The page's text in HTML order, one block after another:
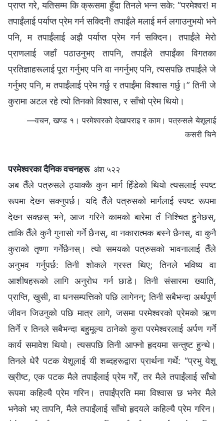
प्राप्त गरे, यतिसम्म कि क्रूसमा हुँदा तिनले भन्‍न सके: “परमेश्‍वर! म
तपाईंलाई पर्याप्त प्रेम गर्न सक्दिनँ! तपाईंले मलाई मर्न लगाउनुभयो भने
पनि, म तपाईंलाई अझै पर्याप्त प्रेम गर्न सक्दिन। तपाईंले मेरो
प्राणलाई जहाँ पठाउनुभए तापनि, तपाईंले तपाईंका विगतका
प्रतिज्ञाहरूलाई पूरा गर्नुभए पनि वा नगर्नुभए पनि, त्यसपछि तपाईंले जे
गर्नुभए पनि, म तपाईंलाई प्रेम गर्छु र तपाईंमा विश्‍वास गर्छु।” तिनी जे
कुरामा अटल रहे त्यो तिनको विश्‍वास, र साँचो प्रेम थियो।
—वचन, खण्ड १। परमेश्‍वरको देखापराइ र काम। पत्रुसले येशूलाई
कसरी चिने
परमेश्‍वरका दैनिक वचनहरू अंश ५२२
अब तैँले पत्रुसले ठ्याक्कै कुन मार्ग हिँडेको थियो त्यसलाई स्पष्ट
रूपमा देख्‍न सक्‍नुपर्छ। यदि तैँले पत्रुसको मार्गलाई स्पष्ट रूपमा
देख्‍न सक्छस् भने, आज गरिने कामको बारेमा तँ निश्‍चित हुनेछस्,
ताकि तैँले कुनै गुनासो गर्ने छैनस्, वा नकारात्मक बस्ने छैनस्, वा कुनै
कुराको तृष्णा गर्नेछैनस्। त्यो समयको पत्रुसको भावनालाई तैँले
अनुभव गर्नुपर्छ: तिनी शोकले ग्रस्त थिए; तिनले भविष्य वा
आशीषहरूको लागि अनुरोध गर्न छाडे। तिनी संसारमा ख्याति,
प्राप्ति, खुसी, वा धनसम्पत्तिको पछि लागेनन्; तिनी सबैभन्दा अर्थपूर्ण
जीवन जिउनुको पछि मात्र लागे, जसमा परमेश्‍वरको प्रेमको ऋण
तिर्ने र तिनले सबैभन्दा बहुमूल्य ठानेको कुरा परमेश्‍वरलाई अर्पण गर्ने
कार्य समावेश थियो। त्यसपछि तिनी आफ्‍नो हृदयमा सन्तुष्ट हुन्थे।
तिनले धेरै पटक येशूलाई यी शब्‍दहरूद्वारा प्रार्थना गर्थे: “प्रभु येशू
ख्रीष्ट, एक पटक मैले तपाईंलाई प्रेम गरेँ, तर मैले तपाईंलाई साँचो
रूपमा कहिल्यै प्रेम गरिन। तपाईंप्रति ममा विश्‍वास छ भनेर मैले
भनेको भए तापनि, मैले तपाईंलाई साँचो हृदयले कहिल्यै प्रेम गरिन।